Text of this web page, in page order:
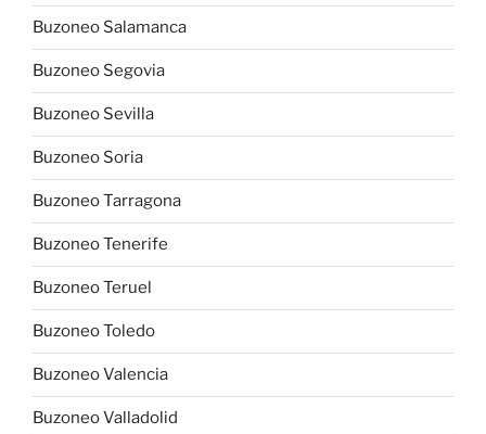
Buzoneo Salamanca
Buzoneo Segovia
Buzoneo Sevilla
Buzoneo Soria
Buzoneo Tarragona
Buzoneo Tenerife
Buzoneo Teruel
Buzoneo Toledo
Buzoneo Valencia
Buzoneo Valladolid